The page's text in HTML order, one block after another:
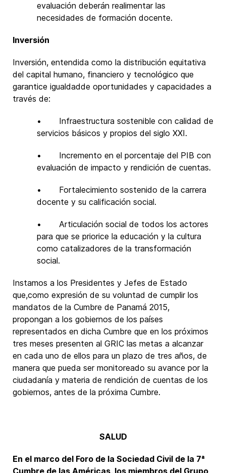
evaluación deberán realimentar las
necesidades de formación docente.
Inversión
Inversión, entendida como la distribución equitativa
del capital humano, financiero y tecnológico que
garantice igualdadde oportunidades y capacidades a
través de:
• Infraestructura sostenible con calidad de
servicios básicos y propios del siglo XXI.
• Incremento en el porcentaje del PIB con
evaluación de impacto y rendición de cuentas.
• Fortalecimiento sostenido de la carrera
docente y su calificación social.
• Articulación social de todos los actores
para que se priorice la educación y la cultura
como catalizadores de la transformación
social.
Instamos a los Presidentes y Jefes de Estado
que,como expresión de su voluntad de cumplir los
mandatos de la Cumbre de Panamá 2015,
propongan a los gobiernos de los países
representados en dicha Cumbre que en los próximos
tres meses presenten al GRIC las metas a alcanzar
en cada uno de ellos para un plazo de tres años, de
manera que pueda ser monitoreado su avance por la
ciudadanía y materia de rendición de cuentas de los
gobiernos, antes de la próxima Cumbre.
SALUD
En el marco del Foro de la Sociedad Civil de la 7ª
Cumbre de las Américas, los miembros del Grupo